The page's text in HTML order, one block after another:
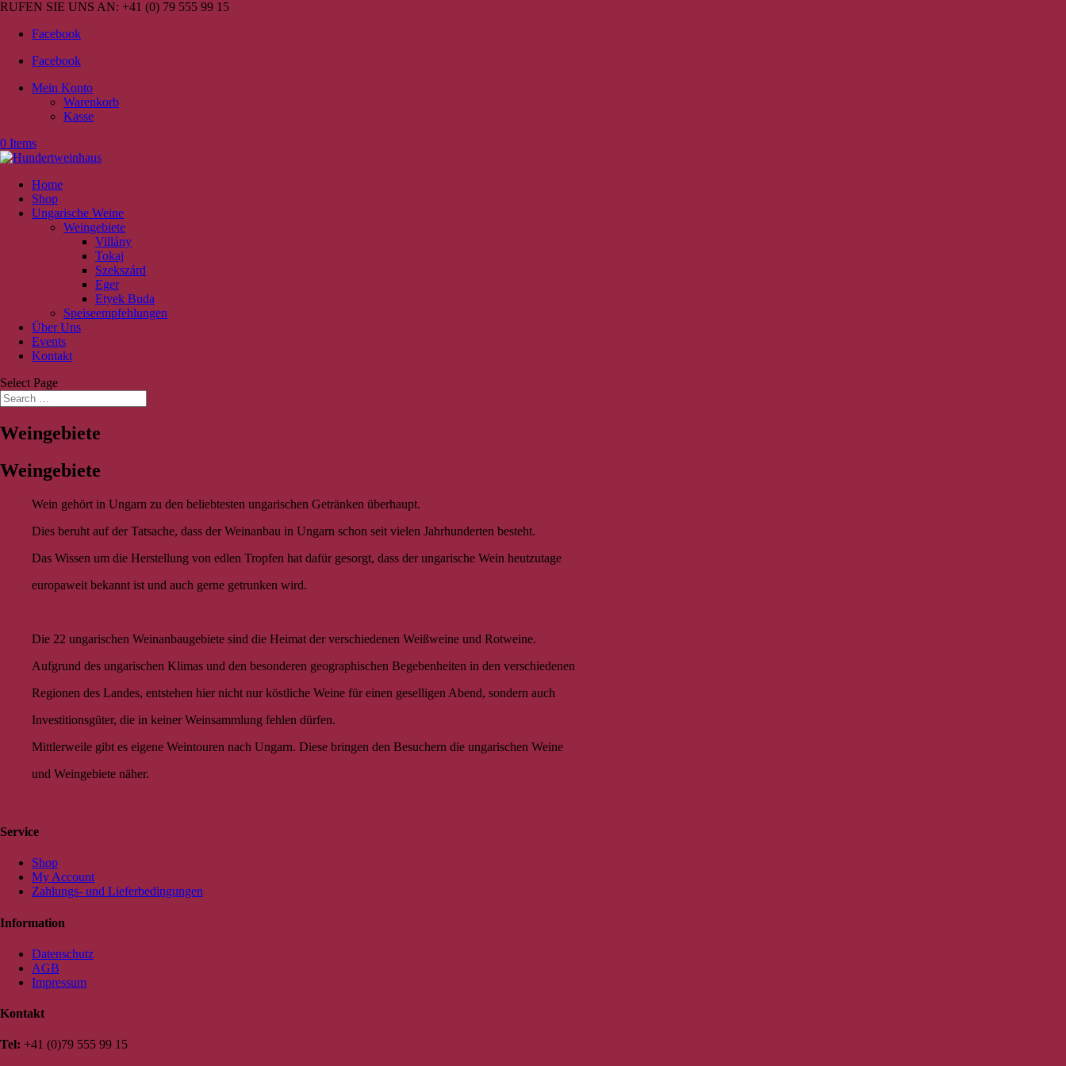
RUFEN SIE UNS AN: +41 (0) 79 555 99 15
Facebook
Facebook
Mein Konto
Warenkorb
Kasse
0 Items
Home
Shop
Ungarische Weine
Weingebiete
Villány
Tokaj
Szekszárd
Eger
Etyek Buda
Speiseempfehlungen
Über Uns
Events
Kontakt
Select Page
Weingebiete
Weingebiete
Wein gehört in Ungarn zu den beliebtesten ungarischen Getränken überhaupt.
Dies beruht auf der Tatsache, dass der Weinanbau in Ungarn schon seit vielen Jahrhunderten besteht.
Das Wissen um die Herstellung von edlen Tropfen hat dafür gesorgt, dass der ungarische Wein heutzutage
europaweit bekannt ist und auch gerne getrunken wird.
Die 22 ungarischen Weinanbaugebiete sind die Heimat der verschiedenen Weißweine und Rotweine.
Aufgrund des ungarischen Klimas und den besonderen geographischen Begebenheiten in den verschiedenen
Regionen des Landes, entstehen hier nicht nur köstliche Weine für einen geselligen Abend, sondern auch
Investitionsgüter, die in keiner Weinsammlung fehlen dürfen.
Mittlerweile gibt es eigene Weintouren nach Ungarn. Diese bringen den Besuchern die ungarischen Weine
und Weingebiete näher.
Service
Shop
My Account
Zahlungs- und Lieferbedingungen
Information
Datenschutz
AGB
Impressum
Kontakt
Tel: +41 (0)79 555 99 15